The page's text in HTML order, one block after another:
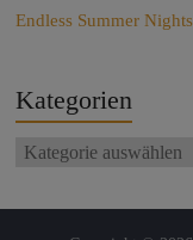
Endless Summer Nights
Kategorien